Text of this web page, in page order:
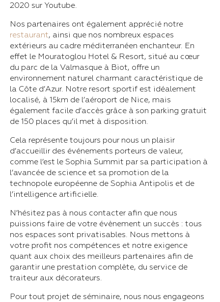
2020 sur Youtube.
Nos partenaires ont également apprécié notre
restaurant, ainsi que nos nombreux espaces
extérieurs au cadre méditerranéen enchanteur. En
effet le Mouratoglou Hotel & Resort, situé au cœur
du parc de la Valmasque à Biot, offre un
environnement naturel charmant caractéristique de
la Côte d’Azur. Notre resort sportif est idéalement
localisé, à 15km de l’aéroport de Nice, mais
également facile d’accès grâce à son parking gratuit
de 150 places qu’il met à disposition.
Cela représente toujours pour nous un plaisir
d’accueillir des événements porteurs de valeur,
comme l’est le Sophia Summit par sa participation à
l’avancée de science et sa promotion de la
technopole européenne de Sophia Antipolis et de
l’intelligence artificielle.
N’hésitez pas à nous contacter afin que nous
puissions faire de votre évènement un succès : tous
nos espaces sont privatisables. Nous mettons à
votre profit nos compétences et notre exigence
quant aux choix des meilleurs partenaires afin de
garantir une prestation complète, du service de
traiteur aux décorateurs.
Pour tout projet de séminaire, nous nous engageons